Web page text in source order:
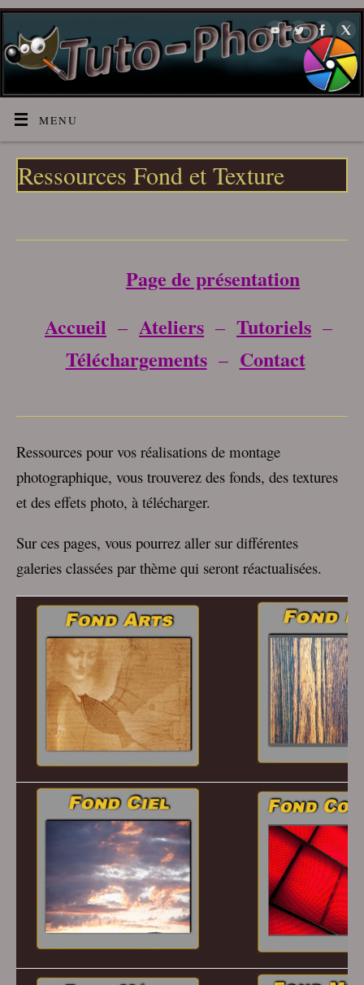
MENU
Ressources Fond et Texture
Page de présentation
Accueil – Ateliers – Tutoriels –
Téléchargements– Contact
Ressources pour vos réalisations de montage
photographique, vous trouverez des fonds, des textures
et des effets photo, à télécharger.
Sur ces pages, vous pourrez aller sur différentes
galeries classées par thème qui seront réactualisées.